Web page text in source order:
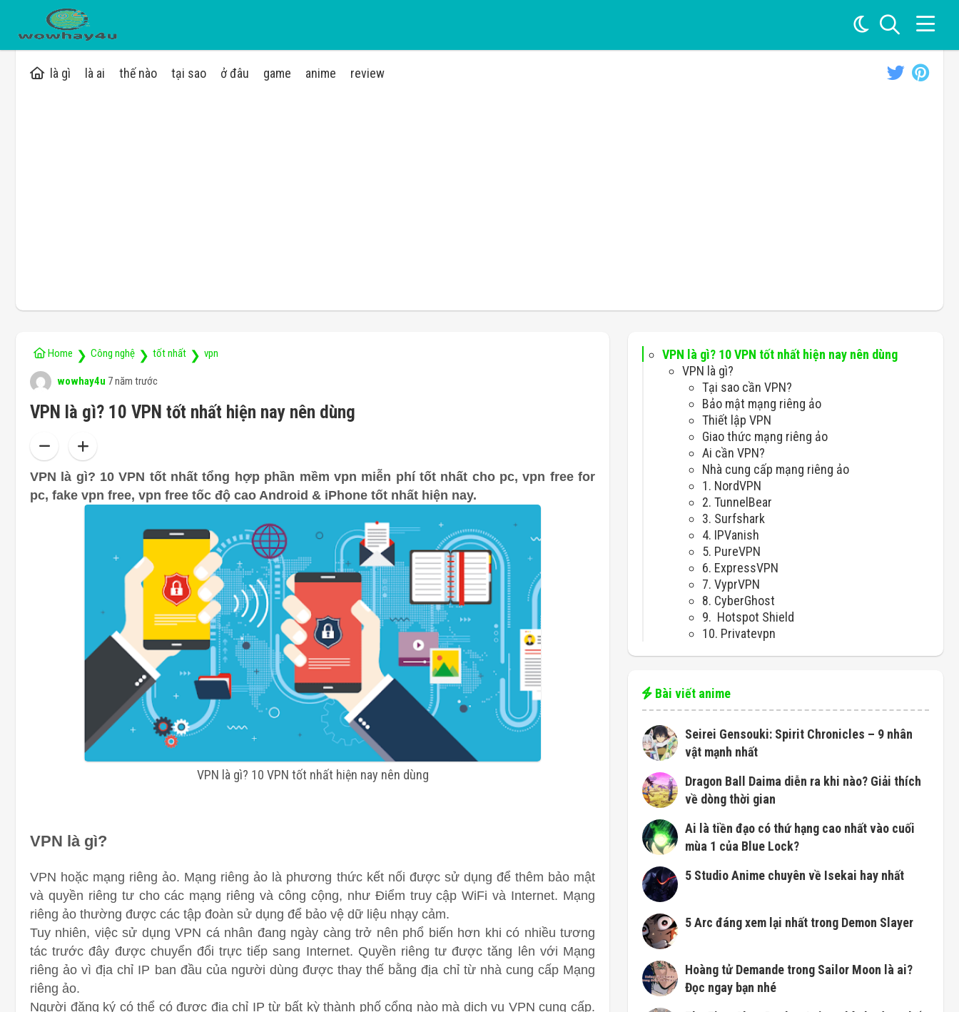
là gì là ai thế nào tại sao ở đâu game anime review
Home ❯ Công nghệ ❯ tốt nhất ❯ vpn
wowhay4u 7 năm trước
VPN là gì? 10 VPN tốt nhất hiện nay nên dùng
VPN là gì? 10 VPN tốt nhất tổng hợp phần mềm vpn miễn phí tốt nhất cho pc, vpn free for
pc, fake vpn free, vpn free tốc độ cao Android & iPhone tốt nhất hiện nay.
VPN là gì? 10 VPN tốt nhất hiện nay nên dùng
VPN là gì?
VPN hoặc mạng riêng ảo. Mạng riêng ảo là phương thức kết nối được sử dụng để thêm bảo mật
và quyền riêng tư cho các mạng riêng và công cộng, như Điểm truy cập WiFi và Internet. Mạng
riêng ảo thường được các tập đoàn sử dụng để bảo vệ dữ liệu nhạy cảm.
Tuy nhiên, việc sử dụng VPN cá nhân đang ngày càng trở nên phổ biến hơn khi có nhiều tương
tác trước đây được chuyển đổi trực tiếp sang Internet. Quyền riêng tư được tăng lên với Mạng
riêng ảo vì địa chỉ IP ban đầu của người dùng được thay thế bằng địa chỉ từ nhà cung cấp Mạng
riêng ảo.
Người đăng ký có thể có được địa chỉ IP từ bất kỳ thành phố cổng nào mà dịch vụ VPN cung cấp.
VPN là gì? 10 VPN tốt nhất hiện nay nên dùng
VPN là gì?
Tại sao cần VPN?
Bảo mật mạng riêng ảo
Thiết lập VPN
Giao thức mạng riêng ảo
Ai cần VPN?
Nhà cung cấp mạng riêng ảo
1. NordVPN
2. TunnelBear
3. Surfshark
4. IPVanish
5. PureVPN
6. ExpressVPN
7. VyprVPN
8. CyberGhost
9. Hotspot Shield
10. Privatevpn
Bài viết anime
Seirei Gensouki: Spirit Chronicles – 9 nhân
vật mạnh nhất
Dragon Ball Daima diễn ra khi nào? Giải thích
về dòng thời gian
Ai là tiền đạo có thứ hạng cao nhất vào cuối
mùa 1 của Blue Lock?
5 Studio Anime chuyên về Isekai hay nhất
5 Arc đáng xem lại nhất trong Demon Slayer
Hoàng tử Demande trong Sailor Moon là ai?
Đọc ngay bạn nhé